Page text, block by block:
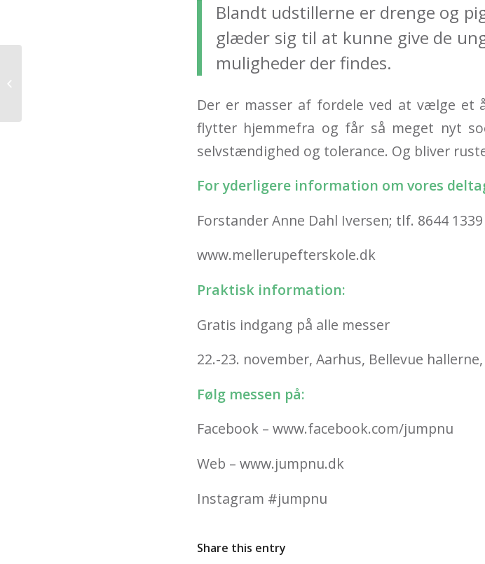
Blandt udstillerne er drenge og
glæder sig til at kunne give de
muligheder der findes.
Der er masser af fordele ved at vælge et
flytter hjemmefra og får så meget nyt
selvstændighed og tolerance. Og bliver
For yderligere information om vores
Forstander Anne Dahl Iversen; tlf. 8644
www.mellerupefterskole.dk
Praktisk information:
Gratis indgang på alle messer
22.-23. november, Aarhus, Bellevue
Følg messen på:
Facebook – www.facebook.com/jumpnu
Web – www.jumpnu.dk
Instagram #jumpnu
Share this entry